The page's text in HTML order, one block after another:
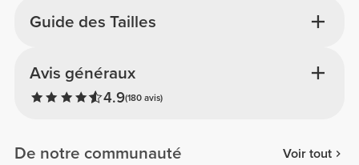
Avis généraux
4.9(180 avis)
Guide des Tailles
De notre communauté Voir tout